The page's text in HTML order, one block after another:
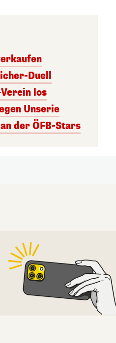
Duell
los
Unserie
der ÖFB-Stars